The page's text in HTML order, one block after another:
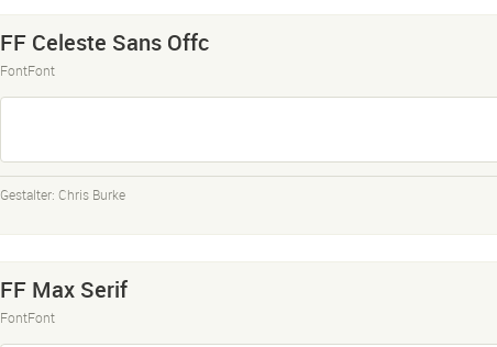
FF Celeste Sans Offc
FontFont
Gestalter: Chris Burke
FF Max Serif
FontFont